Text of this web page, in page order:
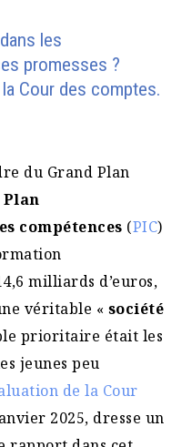
les
promesses ?
Cour des comptes.
du Grand Plan
Plan
compétences (PIC)
milliards d’euros,
véritable « société
prioritaire était les
jeunes peu
de la Cour
2025, dresse un